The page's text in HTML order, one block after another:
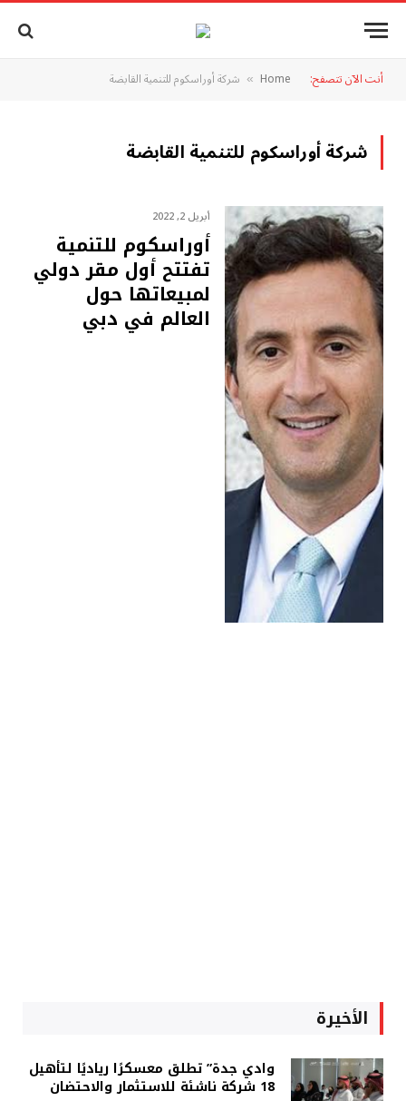
أنت الآن تتصفح: Home
» شركة أوراسكوم للتنمية القابضة
شركة أوراسكوم للتنمية القابضة
أبريل 2, 2022
أوراسكوم للتنمية
تفتتح أول مقر دولي
لمبيعاتها حول
العالم في دبي
الأخيرة
وادي جدة” تطلق معسكرًا رياديًا لتأهيل
18 شركة ناشئة للاستثمار والاحتضان